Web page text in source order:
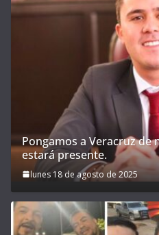
Pongamos a Veracruz de
estará presente.
lunes 18 de agosto de 2025